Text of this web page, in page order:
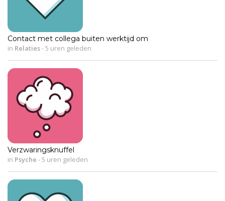
Contact met collega buiten werktijd om
in Relaties-5 uren geleden
Verzwaringsknuffel
in Psyche -5 uren geleden